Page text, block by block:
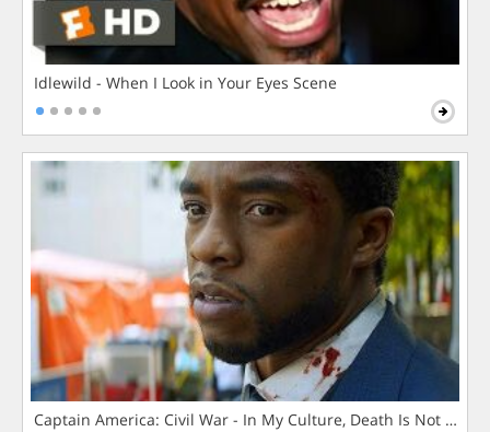
Idlewild - When I Look in Your Eyes Scene
Captain America: Civil War - In My Culture, Death Is Not The